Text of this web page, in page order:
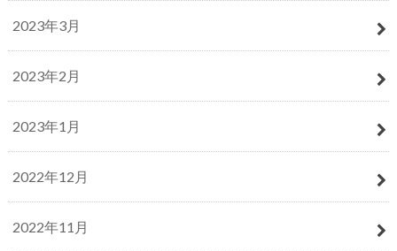
2023年3月
2023年2月
2023年1月
2022年12月
2022年11月